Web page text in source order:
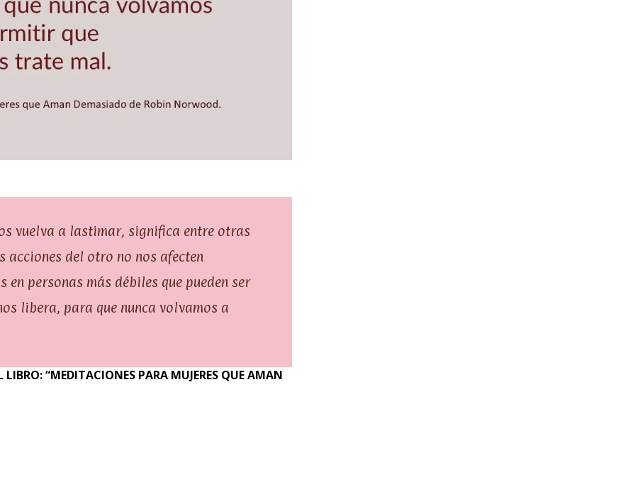
vuelva a lastimar, significa entre otras
acciones del otro no nos afecten
en personas más débiles que pueden ser
libera, para que nunca volvamos a
“MEDITACIONES PARA MUJERES QUE AMAN